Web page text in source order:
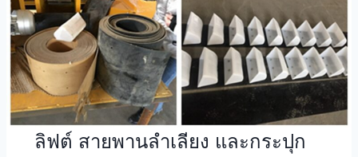
ลิฟต์ สายพานลำเลียง และกระปุก